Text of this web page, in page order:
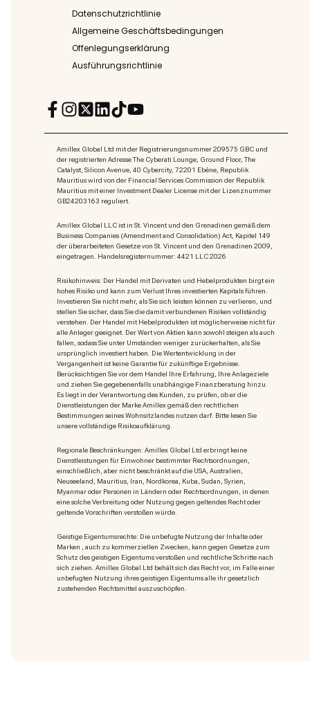
Datenschutzrichtlinie
Allgemeine Geschäftsbedingungen
Offenlegungserklärung
Ausführungsrichtlinie
Amillex Global Ltd mit der Registrierungsnummer 209575 GBC und
der registrierten Adresse The Cyberati Lounge, Ground Floor, The
Catalyst, Silicon Avenue, 40 Cybercity, 72201 Ebène, Republik
Mauritius wird von der Financial Services Commission der Republik
Mauritius mit einer Investment Dealer License mit der Lizenznummer
GB24203163 reguliert.
Amillex Global LLC ist in St. Vincent und den Grenadinen gemäß dem
Business Companies (Amendment and Consolidation) Act, Kapitel 149
der überarbeiteten Gesetze von St. Vincent und den Grenadinen 2009,
eingetragen. Handelsregisternummer: 4421 LLC 2026
Risikohinweis: Der Handel mit Derivaten und Hebelprodukten birgt ein
hohes Risiko und kann zum Verlust Ihres investierten Kapitals führen.
Investieren Sie nicht mehr, als Sie sich leisten können zu verlieren, und
stellen Sie sicher, dass Sie die damit verbundenen Risiken vollständig
verstehen. Der Handel mit Hebelprodukten ist möglicherweise nicht für
alle Anleger geeignet. Der Wert von Aktien kann sowohl steigen als auch
fallen, sodass Sie unter Umständen weniger zurückerhalten, als Sie
ursprünglich investiert haben. Die Wertentwicklung in der
Vergangenheit ist keine Garantie für zukünftige Ergebnisse.
Berücksichtigen Sie vor dem Handel Ihre Erfahrung, Ihre Anlageziele
und ziehen Sie gegebenenfalls unabhängige Finanzberatung hinzu.
Es liegt in der Verantwortung des Kunden, zu prüfen, ob er die
Dienstleistungen der Marke Amillex gemäß den rechtlichen
Bestimmungen seines Wohnsitzlandes nutzen darf. Bitte lesen Sie
unsere vollständige Risikoaufklärung.
Regionale Beschränkungen: Amillex Global Ltd erbringt keine
Dienstleistungen für Einwohner bestimmter Rechtsordnungen,
einschließlich, aber nicht beschränkt auf die USA, Australien,
Neuseeland, Mauritius, Iran, Nordkorea, Kuba, Sudan, Syrien,
Myanmar oder Personen in Ländern oder Rechtsordnungen, in denen
eine solche Verbreitung oder Nutzung gegen geltendes Recht oder
geltende Vorschriften verstoßen würde.
Geistige Eigentumsrechte: Die unbefugte Nutzung der Inhalte oder
Marken , auch zu kommerziellen Zwecken, kann gegen Gesetze zum
Schutz des geistigen Eigentums verstoßen und rechtliche Schritte nach
sich ziehen. Amillex Global Ltd behält sich das Recht vor, im Falle einer
unbefugten Nutzung ihres geistigen Eigentums alle ihr gesetzlich
zustehenden Rechtsmittel auszuschöpfen.